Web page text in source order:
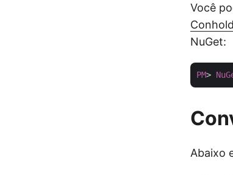
Você
NuGet:
PM>
Abaixo